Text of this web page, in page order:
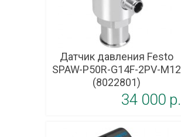
Датчик давления Festo
SPAW-P50R-G14F-2PV-M12
(8022801)
34 000 p.